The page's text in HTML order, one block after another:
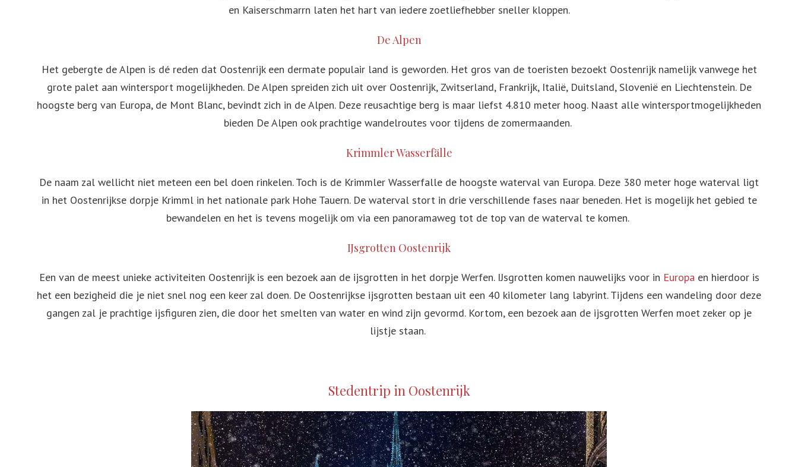
en Kaiserschmarrn laten het hart van iedere zoetliefhebber sneller kloppen.
De Alpen
Het gebergte de Alpen is dé reden dat Oostenrijk een dermate populair land is geworden. Het gros van de toeristen bezoekt Oostenrijk namelijk vanwege het
grote palet aan wintersport mogelijkheden. De Alpen spreiden zich uit over Oostenrijk, Zwitserland, Frankrijk, Italië, Duitsland, Slovenië en Liechtenstein. De
hoogste berg van Europa, de Mont Blanc, bevindt zich in de Alpen. Deze reusachtige berg is maar liefst 4.810 meter hoog. Naast alle wintersportmogelijkheden
bieden De Alpen ook prachtige wandelroutes voor tijdens de zomermaanden.
Krimmler Wasserfälle
De naam zal wellicht niet meteen een bel doen rinkelen. Toch is de Krimmler Wasserfalle de hoogste waterval van Europa. Deze 380 meter hoge waterval ligt
in het Oostenrijkse dorpje Krimml in het nationale park Hohe Tauern. De waterval stort in drie verschillende fases naar beneden. Het is mogelijk het gebied te
bewandelen en het is tevens mogelijk om via een panoramaweg tot de top van de waterval te komen.
IJsgrotten Oostenrijk
Een van de meest unieke activiteiten Oostenrijk is een bezoek aan de ijsgrotten in het dorpje Werfen. IJsgrotten komen nauwelijks voor in Europa en hierdoor is
het een bezigheid die je niet snel nog een keer zal doen. De Oostenrijkse ijsgrotten bestaan uit een 40 kilometer lang labyrint. Tijdens een wandeling door deze
gangen zal je prachtige ijsfiguren zien, die door het smelten van water en wind zijn gevormd. Kortom, een bezoek aan de ijsgrotten Werfen moet zeker op je
lijstje staan.
Stedentrip in Oostenrijk